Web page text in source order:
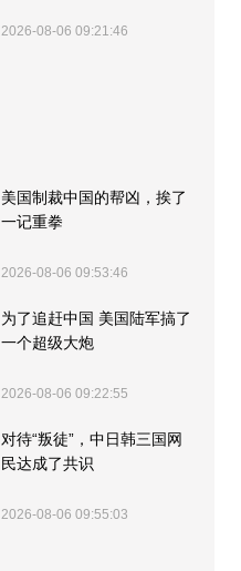
2026-08-06 09:21:46
美国制裁中国的帮凶，挨了
一记重拳
2026-08-06 09:53:46
为了追赶中国 美国陆军搞了
一个超级大炮
2026-08-06 09:22:55
对待“叛徒”，中日韩三国网
民达成了共识
2026-08-06 09:55:03